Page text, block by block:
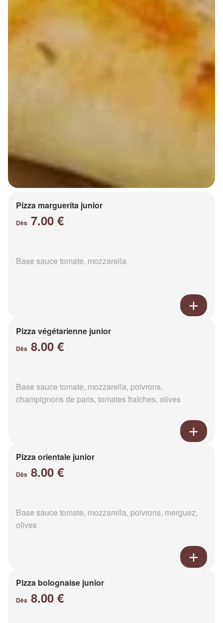
Pizza marguerita junior
Dès 7.00 €
Base sauce tomate, mozzarella
Pizza végétarienne junior
Dès 8.00 €
Base sauce tomate, mozzarella, poivrons,
champignons de paris, tomates fraîches, olives
Pizza orientale junior
Dès 8.00 €
Base sauce tomate, mozzarella, poivrons, merguez,
olives
Pizza bolognaise junior
Dès 8.00 €